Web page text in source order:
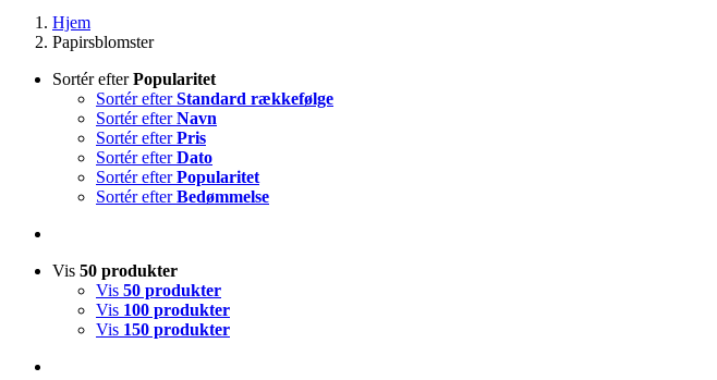
Hjem
Papirsblomster
Sortér efterPopularitet
Sortér efterStandard rækkefølge
Sortér efterNavn
Sortér efterPris
Sortér efterDato
Sortér efterPopularitet
Sortér efterBedømmelse
Vis 50 produkter
Vis 50 produkter
Vis 100 produkter
Vis 150 produkter